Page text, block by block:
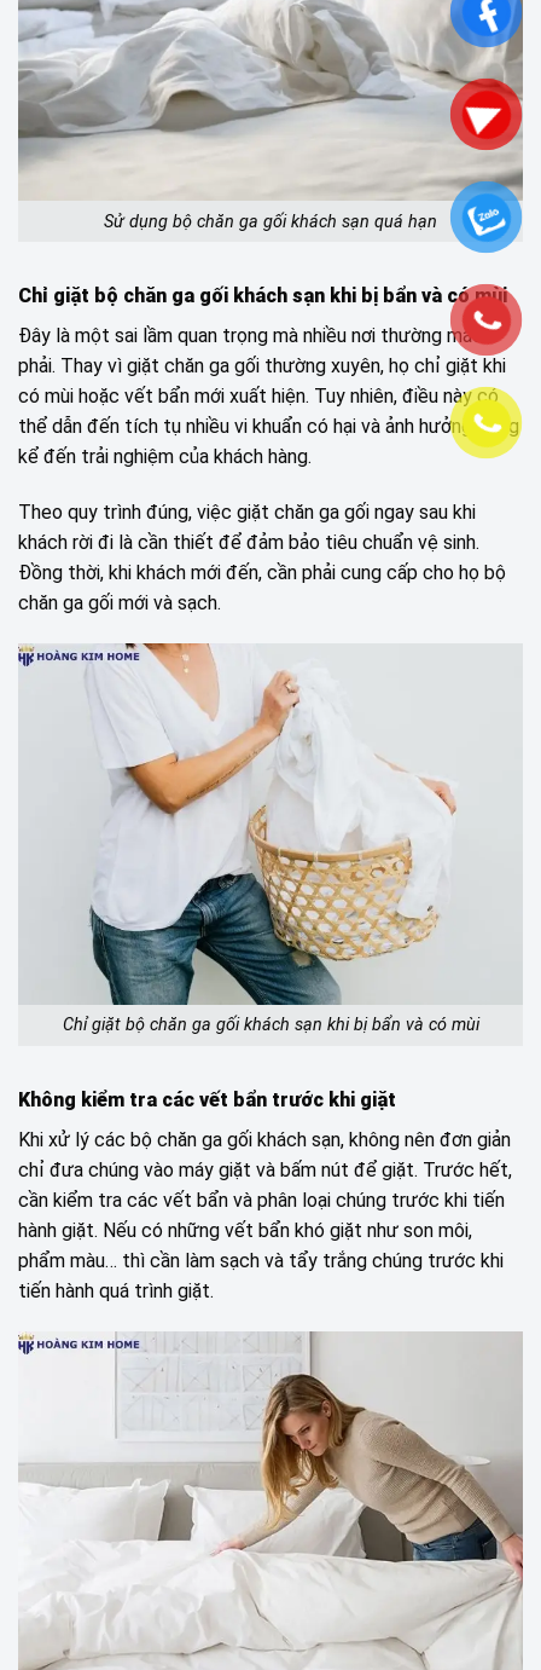
Sử dụng bộ chăn ga gối khách sạn quá hạn
Chỉ giặt bộ chăn ga gối khách sạn khi bị bẩn và có mùi
Đây là một sai lầm quan trọng mà nhiều nơi thường mắc
phải. Thay vì giặt chăn ga gối thường xuyên, họ chỉ giặt khi
có mùi hoặc vết bẩn mới xuất hiện. Tuy nhiên, điều này có
thể dẫn đến tích tụ nhiều vi khuẩn có hại và ảnh hưởng đáng
kể đến trải nghiệm của khách hàng.
Theo quy trình đúng, việc giặt chăn ga gối ngay sau khi
khách rời đi là cần thiết để đảm bảo tiêu chuẩn vệ sinh.
Đồng thời, khi khách mới đến, cần phải cung cấp cho họ bộ
chăn ga gối mới và sạch.
Chỉ giặt bộ chăn ga gối khách sạn khi bị bẩn và có mùi
Không kiểm tra các vết bẩn trước khi giặt
Khi xử lý các bộ chăn ga gối khách sạn, không nên đơn giản
chỉ đưa chúng vào máy giặt và bấm nút để giặt. Trước hết,
cần kiểm tra các vết bẩn và phân loại chúng trước khi tiến
hành giặt. Nếu có những vết bẩn khó giặt như son môi,
phẩm màu… thì cần làm sạch và tẩy trắng chúng trước khi
tiến hành quá trình giặt.